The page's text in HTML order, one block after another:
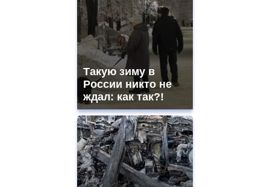
Такую зиму в
России никто не
ждал: как так?!